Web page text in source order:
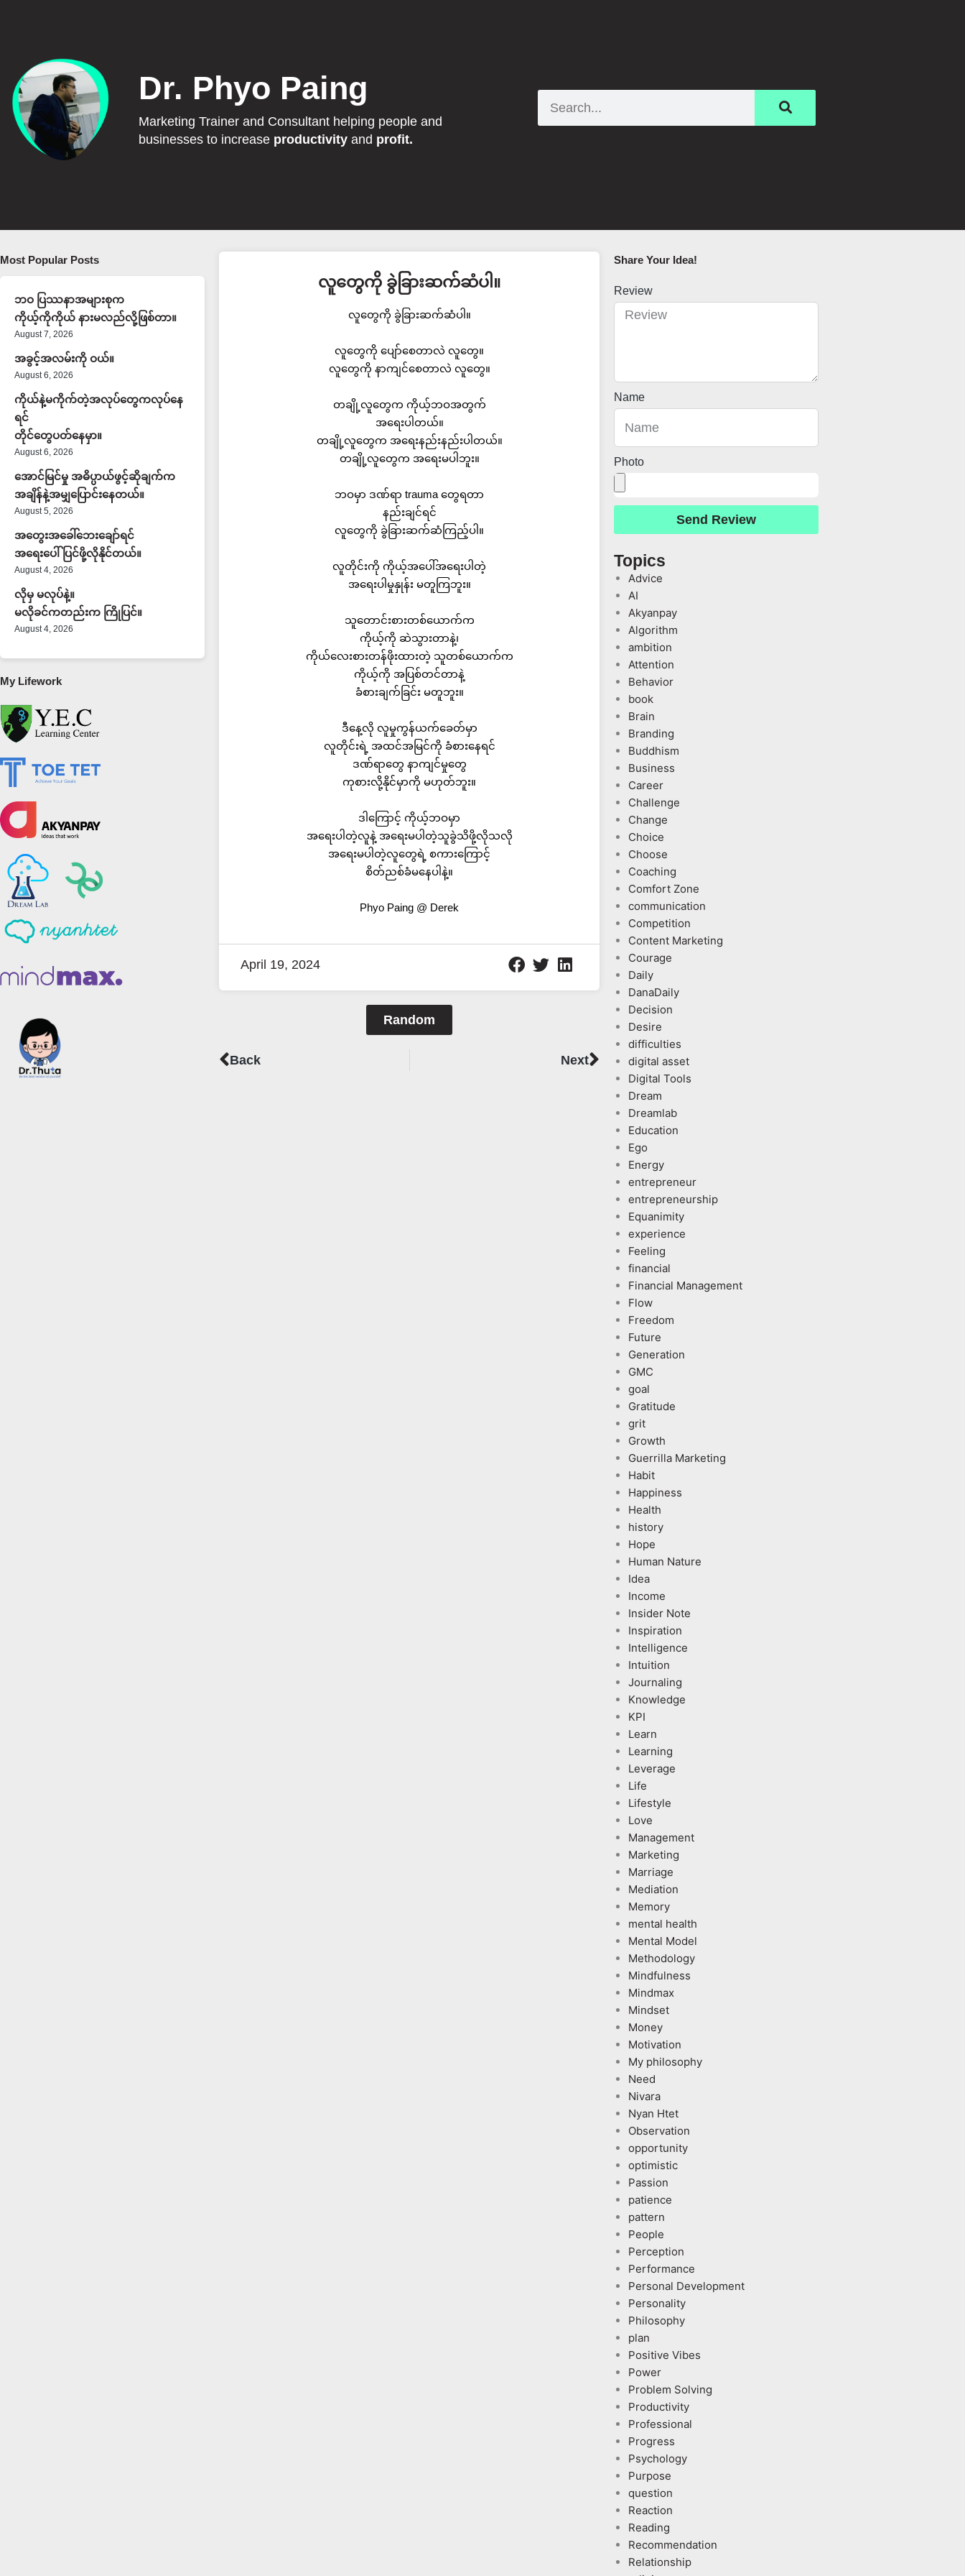
Dr. Phyo Paing
Marketing Trainer and Consultant helping people and
businesses to increase productivityand profit.
Most Popular Posts
ဘဝ ပြဿနာအများစုက
ကိုယ့်ကိုကိုယ် နားမလည်လို့ဖြစ်တာ။
August 7, 2026
အခွင့်အလမ်းကို ဝယ်။
August 6, 2026
ကိုယ်နဲ့မကိုက်တဲ့အလုပ်တွေကလုပ်နေ
ရင်
တိုင်တွေပတ်နေမှာ။
August 6, 2026
အောင်မြင်မှု အဓိပ္ပာယ်ဖွင့်ဆိုချက်က
အချိန်နဲ့အမျှပြောင်းနေတယ်။
August 5, 2026
အတွေးအခေါ်ဘေးချော်ရင်
အရေးပေါ်ပြင်ဖို့လိုနိုင်တယ်။
August 4, 2026
လိုမှ မလုပ်နဲ့။
မလိုခင်ကတည်းက ကြိုပြင်။
August 4, 2026
My Lifework
လူတွေကို ခွဲခြားဆက်ဆံပါ။
လူတွေကို ခွဲခြားဆက်ဆံပါ။
လူတွေကို ပျော်စေတာလဲ လူတွေ။
လူတွေကို နာကျင်စေတာလဲ လူတွေ။
တချို့လူတွေက ကိုယ့်ဘဝအတွက်
အရေးပါတယ်။
တချို့လူတွေက အရေးနည်းနည်းပါတယ်။
တချို့လူတွေက အရေးမပါဘူး။
ဘဝမှာ ဒဏ်ရာ trauma တွေရတာ
နည်းချင်ရင်
လူတွေကို ခွဲခြားဆက်ဆံကြည့်ပါ။
လူတိုင်းကို ကိုယ့်အပေါ်အရေးပါတဲ့
အရေးပါမှုနှုန်း မတူကြဘူး။
သူတောင်းစားတစ်ယောက်က
ကိုယ့်ကို ဆဲသွားတာနဲ့၊
ကိုယ်လေးစားတန်ဖိုးထားတဲ့ သူတစ်ယောက်က
ကိုယ့်ကို အပြစ်တင်တာနဲ့
ခံစားချက်ခြင်း မတူဘူး။
ဒီနေ့လို လူမှုကွန်ယက်ခေတ်မှာ
လူတိုင်းရဲ့ အထင်အမြင်ကို ခံစားနေရင်
ဒဏ်ရာတွေ နာကျင်မှုတွေ
ကုစားလို့နိုင်မှာကို မဟုတ်ဘူး။
ဒါကြောင့် ကိုယ့်ဘဝမှာ
အရေးပါတဲ့လူနဲ့ အရေးမပါတဲ့သူခွဲသိဖို့လိုသလို
အရေးမပါတဲ့လူတွေရဲ့ စကားကြောင့်
စိတ်ညစ်ခံမနေပါနဲ့။
Phyo Paing @ Derek
April 19, 2024
Random
Prev
Back NextNext
Share Your Idea!​
Review
Name
Photo
Send Review
Topics
Advice
AI
Akyanpay
Algorithm
ambition
Attention
Behavior
book
Brain
Branding
Buddhism
Business
Career
Challenge
Change
Choice
Choose
Coaching
Comfort Zone
communication
Competition
Content Marketing
Courage
Daily
DanaDaily
Decision
Desire
difficulties
digital asset
Digital Tools
Dream
Dreamlab
Education
Ego
Energy
entrepreneur
entrepreneurship
Equanimity
experience
Feeling
financial
Financial Management
Flow
Freedom
Future
Generation
GMC
goal
Gratitude
grit
Growth
Guerrilla Marketing
Habit
Happiness
Health
history
Hope
Human Nature
Idea
Income
Insider Note
Inspiration
Intelligence
Intuition
Journaling
Knowledge
KPI
Learn
Learning
Leverage
Life
Lifestyle
Love
Management
Marketing
Marriage
Mediation
Memory
mental health
Mental Model
Methodology
Mindfulness
Mindmax
Mindset
Money
Motivation
My philosophy
Need
Nivara
Nyan Htet
Observation
opportunity
optimistic
Passion
patience
pattern
People
Perception
Performance
Personal Development
Personality
Philosophy
plan
Positive Vibes
Power
Problem Solving
Productivity
Professional
Progress
Psychology
Purpose
question
Reaction
Reading
Recommendation
Relationship